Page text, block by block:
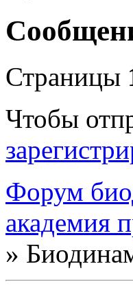
Страницы
Чтобы
Форум
академия
»